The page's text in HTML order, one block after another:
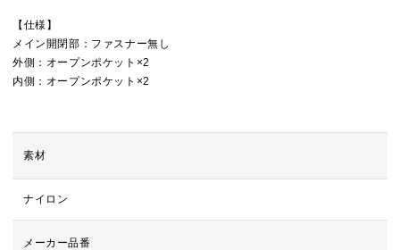
【仕様】
メイン開閉部：ファスナー無し
外側：オープンポケット×2
内側：オープンポケット×2
素材
ナイロン
メーカー品番